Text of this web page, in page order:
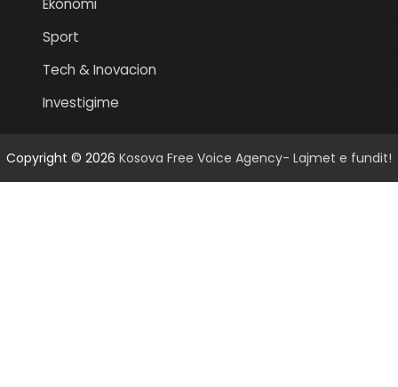
Ekonomi
Sport
Tech & Inovacion
Investigime